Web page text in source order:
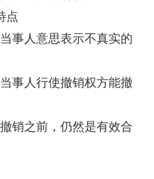
点
人意思表示不真实的
人行使撤销权方能撤
之前，仍然是有效合